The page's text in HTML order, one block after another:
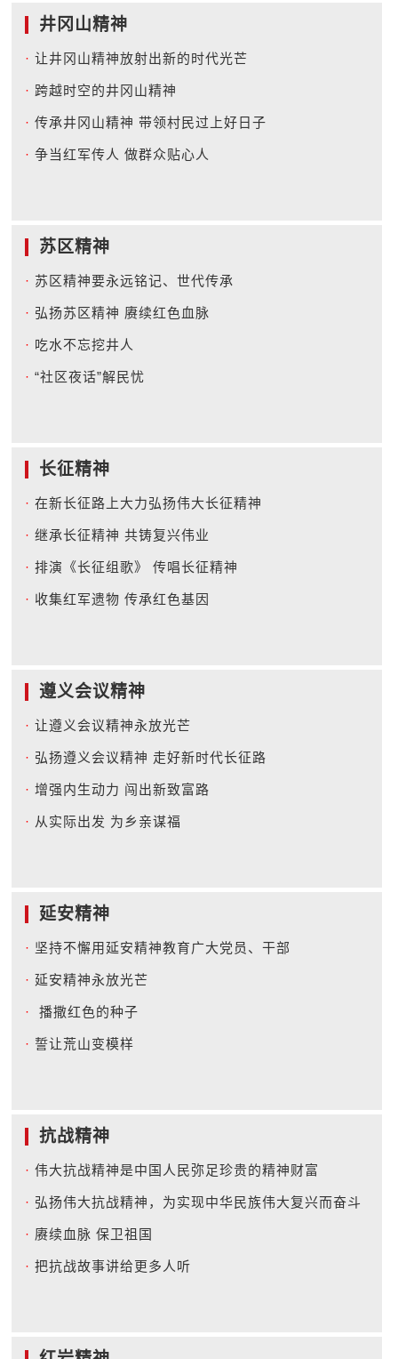
井冈山精神
· 让井冈山精神放射出新的时代光芒
· 跨越时空的井冈山精神
· 传承井冈山精神 带领村民过上好日子
· 争当红军传人 做群众贴心人
苏区精神
· 苏区精神要永远铭记、世代传承
· 弘扬苏区精神 赓续红色血脉
· 吃水不忘挖井人
· “社区夜话”解民忧
长征精神
· 在新长征路上大力弘扬伟大长征精神
· 继承长征精神 共铸复兴伟业
· 排演《长征组歌》 传唱长征精神
· 收集红军遗物 传承红色基因
遵义会议精神
· 让遵义会议精神永放光芒
· 弘扬遵义会议精神 走好新时代长征路
· 增强内生动力 闯出新致富路
· 从实际出发 为乡亲谋福
延安精神
· 坚持不懈用延安精神教育广大党员、干部
· 延安精神永放光芒
· 播撒红色的种子
· 誓让荒山变模样
抗战精神
· 伟大抗战精神是中国人民弥足珍贵的精神财富
· 弘扬伟大抗战精神，为实现中华民族伟大复兴而奋斗
· 赓续血脉 保卫祖国
· 把抗战故事讲给更多人听